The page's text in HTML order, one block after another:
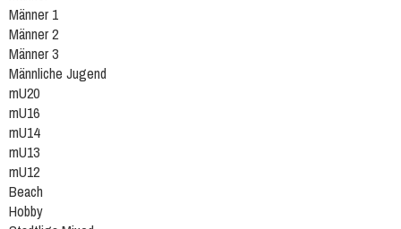
Männer 1
Männer 2
Männer 3
Männliche Jugend
mU20
mU16
mU14
mU13
mU12
Beach
Hobby